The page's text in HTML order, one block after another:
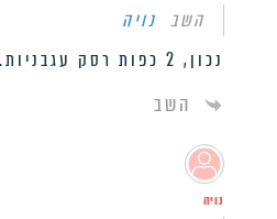
השב נויה
נכון, 2 כפות רסק עגבניות.
השב
נויה